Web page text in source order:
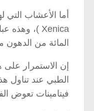
المائة من
إن الاستمرار
الطبي عند
فيتامينات تعوض